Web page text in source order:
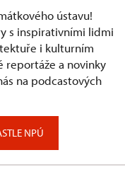
ústavu!
s inspirativními lidmi
i kulturním
reportáže a novinky
na podcastových
NPÚ